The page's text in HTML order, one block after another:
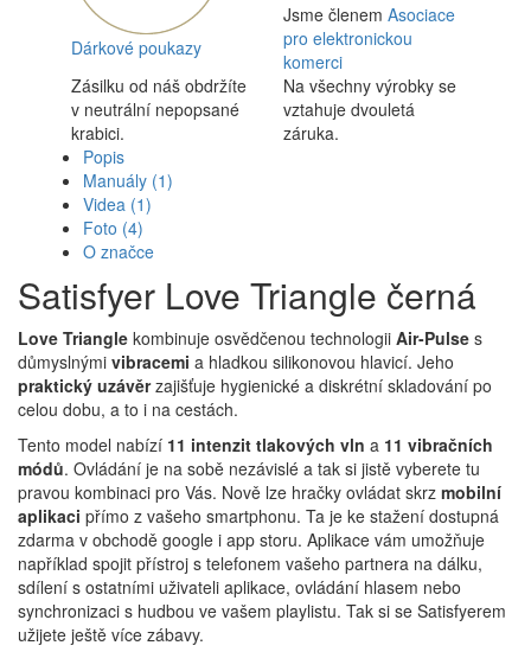
Dárkové poukazy
Jsme členem Asociace
pro elektronickou
komerci
Zásilku od náš obdržíte
v neutrální nepopsané
krabici.
Na všechny výrobky se
vztahuje dvouletá
záruka.
Popis
Manuály (1)
Videa (1)
Foto (4)
O značce
Satisfyer Love Triangle černá
Love Triangle kombinuje osvědčenou technologii Air-Pulse s
důmyslnými vibracemi a hladkou silikonovou hlavicí. Jeho
praktický uzávěrzajišťuje hygienické a diskrétní skladování po
celou dobu, a to i na cestách.
Tento model nabízí 11 intenzit tlakových vln a 11 vibračních
módů. Ovládání je na sobě nezávislé a tak si jistě vyberete tu
pravou kombinaci pro Vás. Nově lze hračky ovládat skrz mobilní
aplikaci přímo z vašeho smartphonu. Ta je ke stažení dostupná
zdarma v obchodě google i app storu. Aplikace vám umožňuje
například spojit přístroj s telefonem vašeho partnera na dálku,
sdílení s ostatními uživateli aplikace, ovládání hlasem nebo
synchronizaci s hudbou ve vašem playlistu. Tak si se Satisfyerem
užijete ještě více zábavy.